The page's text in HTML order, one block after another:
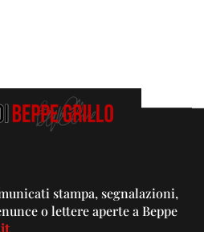
stampa, segnalazioni,
o lettere aperte a Beppe